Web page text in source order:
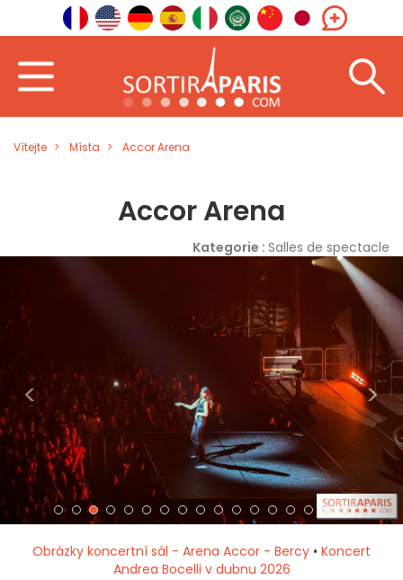
Vítejte Místa Accor Arena
Accor Arena
Kategorie : Salles de spectacle
< >
Obrázky koncertní sál - Arena Accor - Bercy • Koncert
Andrea Bocelli v dubnu 2026